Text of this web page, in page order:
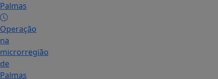
Palmas
Operação
na
microrregião
de
Palmas